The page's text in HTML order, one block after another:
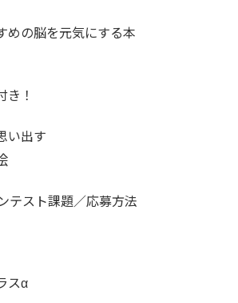
めの脳を元気にする本
！
い出す
スト課題／応募方法
スα